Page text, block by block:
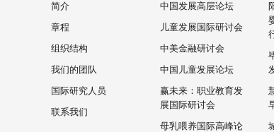
简介
章程
组织结构
我们的团队
国际研究人员
联系我们
中国发展高层论坛
儿童发展国际研讨会
中美金融研讨会
中国儿童发展论坛
赢未来：职业教育发
展国际研讨会
母乳喂养国际高峰论